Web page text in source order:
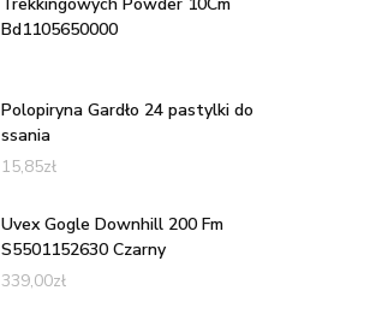
Bd1105650000
Polopiryna Gardło 24 pastylki do
ssania
15,85zł
Uvex Gogle Downhill 200 Fm
S5501152630 Czarny
339,00zł